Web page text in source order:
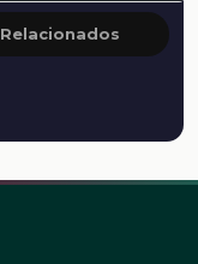
Relacionados